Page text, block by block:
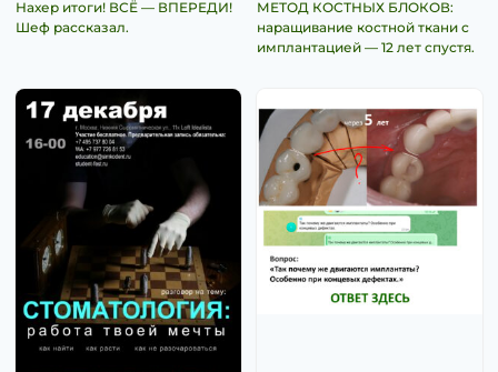
Нахер итоги! ВСЁ — ВПЕРЕДИ!
Шеф рассказал.
МЕТОД КОСТНЫХ БЛОКОВ:
наращивание костной ткани с
имплантацией — 12 лет спустя.